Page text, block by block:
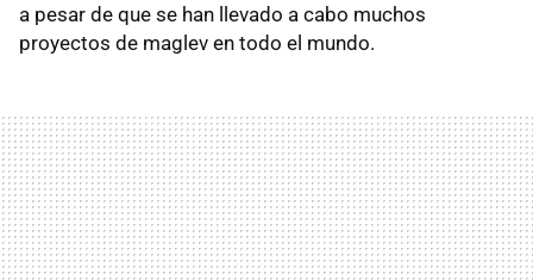
a pesar de que se han llevado a cabo muchos
proyectos de maglev en todo el mundo.